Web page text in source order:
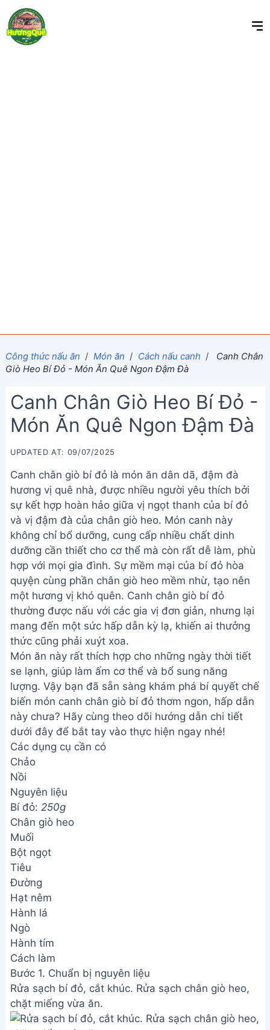
Công thức nấu ăn / Món ăn / Cách nấu canh /
Canh Chân
Giò Heo Bí Đỏ - Món Ăn Quê Ngon Đậm Đà
Canh Chân Giò Heo Bí Đỏ -
Món Ăn Quê Ngon Đậm Đà
UPDATED AT: 09/07/2025
Canh chân giò bí đỏ là món ăn dân dã, đậm đà
hương vị quê nhà, được nhiều người yêu thích bởi
sự kết hợp hoàn hảo giữa vị ngọt thanh của bí đỏ
và vị đậm đà của chân giò heo. Món canh này
không chỉ bổ dưỡng, cung cấp nhiều chất dinh
dưỡng cần thiết cho cơ thể mà còn rất dễ làm, phù
hợp với mọi gia đình. Sự mềm mại của bí đỏ hòa
quyện cùng phần chân giò heo mềm nhừ, tạo nên
một hương vị khó quên. Canh chân giò bí đỏ
thường được nấu với các gia vị đơn giản, nhưng lại
mang đến một sức hấp dẫn kỳ lạ, khiến ai thưởng
thức cũng phải xuýt xoa.
Món ăn này rất thích hợp cho những ngày thời tiết
se lạnh, giúp làm ấm cơ thể và bổ sung năng
lượng. Vậy bạn đã sẵn sàng khám phá bí quyết chế
biến món canh chân giò bí đỏ thơm ngon, hấp dẫn
này chưa? Hãy cùng theo dõi hướng dẫn chi tiết
dưới đây để bắt tay vào thực hiện ngay nhé!
Các dụng cụ cần có
Chảo
Nồi
Nguyên liệu
Bí đỏ: 250g
Chân giò heo
Muối
Bột ngọt
Tiêu
Đường
Hạt nêm
Hành lá
Ngò
Hành tím
Cách làm
Bước 1. Chuẩn bị nguyên liệu
Rửa sạch bí đỏ, cắt khúc. Rửa sạch chân giò heo,
chặt miếng vừa ăn.